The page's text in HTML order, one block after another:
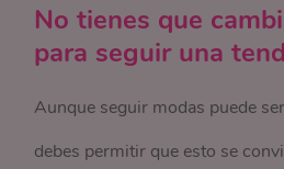
No tienes que
para seguir una
Aunque seguir modas puede
debes permitir que esto se